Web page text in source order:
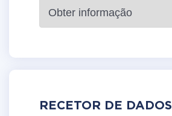
RECETOR DE DADOS